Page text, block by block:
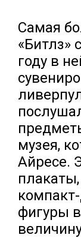
Самая
«Битлз»
году в
музея,
Айресе.
фигуры